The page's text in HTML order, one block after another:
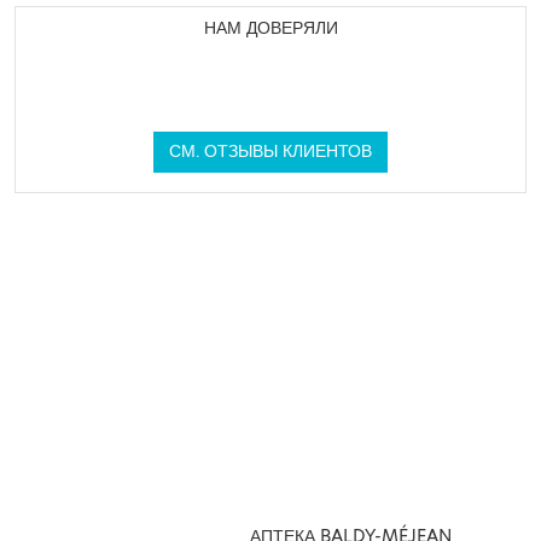
НАМ ДОВЕРЯЛИ
СМ. ОТЗЫВЫ КЛИЕНТОВ
АПТЕКА BALDY-MÉJEAN